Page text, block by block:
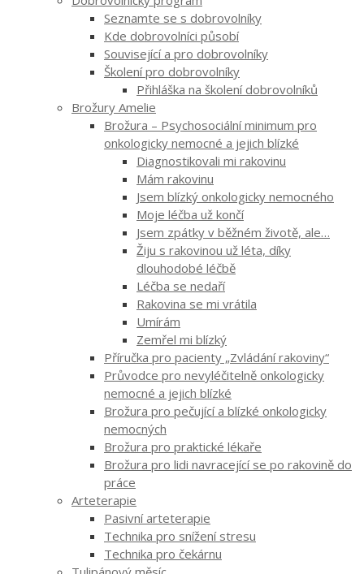
Seznamte se s dobrovolníky
Kde dobrovolníci působí
Související a pro dobrovolníky
Školení pro dobrovolníky
Přihláška na školení dobrovolníků
Brožury Amelie
Brožura – Psychosociální minimum pro
onkologicky nemocné a jejich blízké
Diagnostikovali mi rakovinu
Mám rakovinu
Jsem blízký onkologicky nemocného
Moje léčba už končí
Jsem zpátky v běžném životě, ale…
Žiju s rakovinou už léta, díky
dlouhodobé léčbě
Léčba se nedaří
Rakovina se mi vrátila
Umírám
Zemřel mi blízký
Příručka pro pacienty „Zvládání rakoviny“
Průvodce pro nevyléčitelně onkologicky
nemocné a jejich blízké
Brožura pro pečující a blízké onkologicky
nemocných
Brožura pro praktické lékaře
Brožura pro lidi navracející se po rakovině do
práce
Arteterapie
Pasivní arteterapie
Technika pro snížení stresu
Technika pro čekárnu